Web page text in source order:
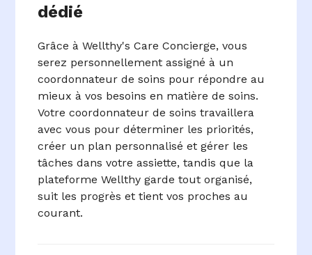
dédié
Grâce à Wellthy's Care Concierge, vous
serez personnellement assigné à un
coordonnateur de soins pour répondre au
mieux à vos besoins en matière de soins.
Votre coordonnateur de soins travaillera
avec vous pour déterminer les priorités,
créer un plan personnalisé et gérer les
tâches dans votre assiette, tandis que la
plateforme Wellthy garde tout organisé,
suit les progrès et tient vos proches au
courant.